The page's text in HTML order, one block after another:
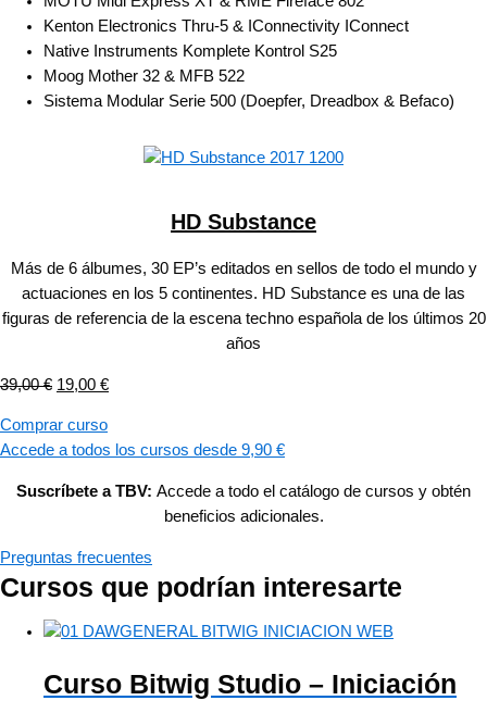
Kenton Electronics Thru-5 & IConnectivity IConnect
Native Instruments Komplete Kontrol S25
Moog Mother 32 & MFB 522
Sistema Modular Serie 500 (Doepfer, Dreadbox & Befaco)
HD Substance
Más de 6 álbumes, 30 EP’s editados en sellos de todo el mundo y
actuaciones en los 5 continentes. HD Substance es una de las
figuras de referencia de la escena techno española de los últimos 20
años
39,00€ 19,00 €
Comprar curso
Accede a todos los cursos desde 9,90 €
Suscríbete a TBV: Accede a todo el catálogo de cursos y obtén
beneficios adicionales.
Preguntas frecuentes
Cursos que podrían interesarte
Curso Bitwig Studio – Iniciación